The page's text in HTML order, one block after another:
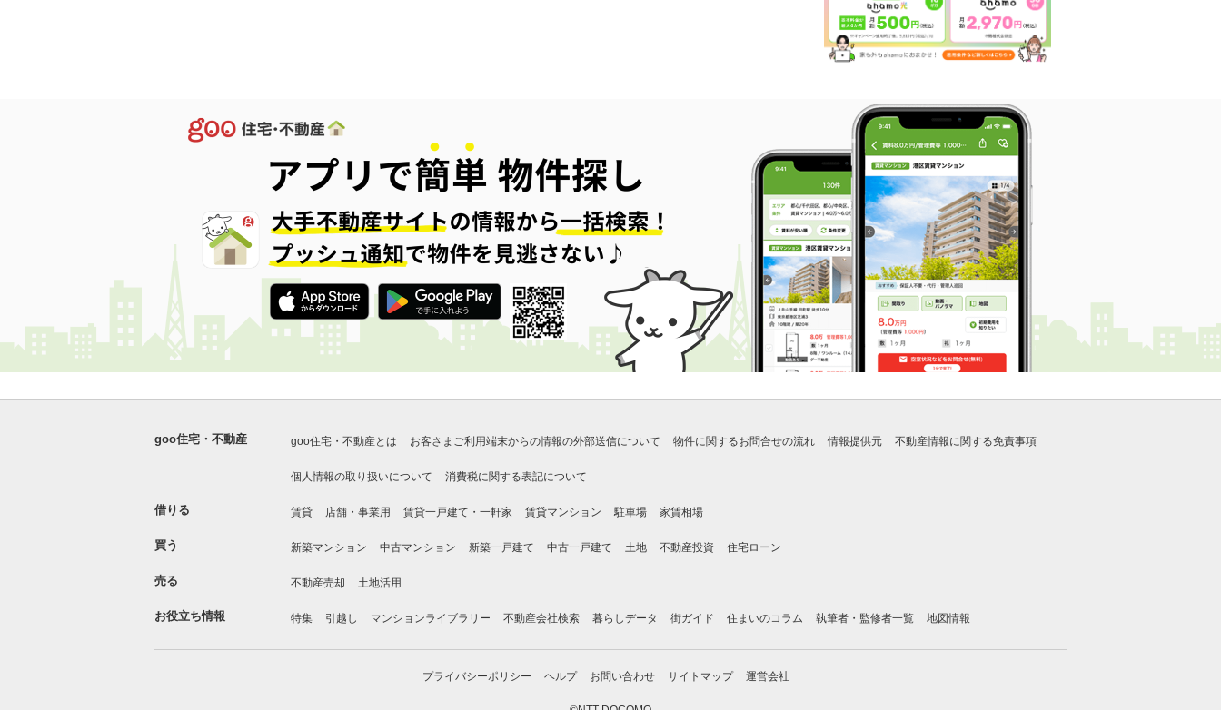
goo住宅・不動産 goo住宅・不動産とは お客さまご利用端末からの情報の外部送信について 物件に関するお問合せの流れ 情報提供元 不動産情報に関する免責事項
個人情報の取り扱いについて 消費税に関する表記について
借りる 賃貸 店舗・事業用 賃貸一戸建て・一軒家 賃貸マンション 駐車場 家賃相場
買う 新築マンション 中古マンション 新築一戸建て 中古一戸建て 土地 不動産投資 住宅ローン
売る 不動産売却 土地活用
お役立ち情報 特集 引越し マンションライブラリー 不動産会社検索 暮らしデータ 街ガイド 住まいのコラム 執筆者・監修者一覧 地図情報
プライバシーポリシー ヘルプ お問い合わせ サイトマップ 運営会社